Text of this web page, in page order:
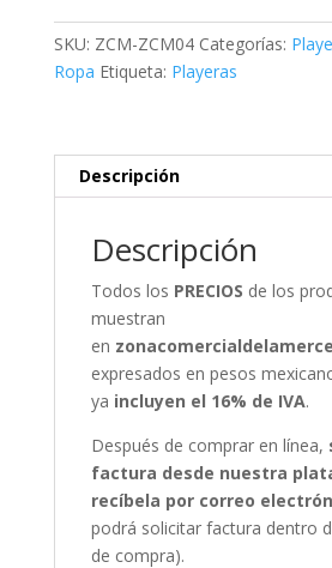
Ajolote
cantidad
SKU: ZCM-ZCM04 Categorías:
Ropa Etiqueta: Playeras
Descripción
Descripción
Todos los PRECIOS de los
muestran
en
expresados en pesos
ya incluyen el 16% de IVA.
Después de comprar en línea,
factura desde nuestra
recíbela por correo
podrá solicitar factura dentro
de compra).